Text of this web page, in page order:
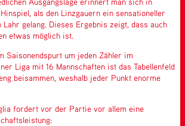
als den Linzgauern ein sensationeller
gelang. Dieses Ergebnis zeigt, dass auch
etwas möglich ist.
Saisonendspurt um jeden Zähler im
Liga mit 16 Mannschaften ist das Tabellenfeld
beisammen, weshalb jeder Punkt enorme
fordert vor der Partie vor allem eine